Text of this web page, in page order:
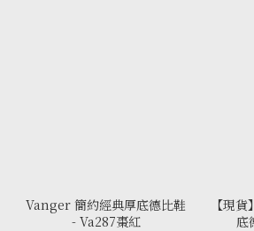
Vanger 簡約經典厚底德比鞋
- Va287棗紅
【現
底